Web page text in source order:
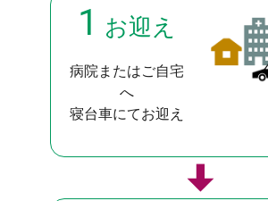
1 お迎え
病院またはご自宅
へ
寝台車にてお迎え